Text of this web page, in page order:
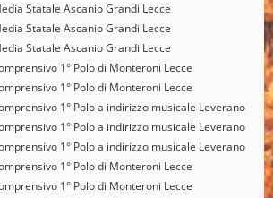
Statale Ascanio Grandi Lecce
Statale Ascanio Grandi Lecce
Statale Ascanio Grandi Lecce
1° Polo di Monteroni Lecce
1° Polo di Monteroni Lecce
1° Polo a indirizzo musicale Leverano
1° Polo a indirizzo musicale Leverano
1° Polo a indirizzo musicale Leverano
1° Polo di Monteroni Lecce
1° Polo di Monteroni Lecce